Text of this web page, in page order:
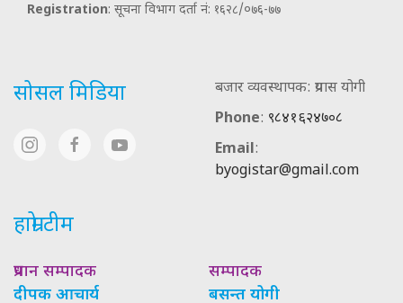
Registration: सूचना विभाग दर्ता नं: १६२८/०७६-७७
सोसल मिडिया
बजार व्यवस्थापक: प्रयास योगी
Phone: ९८४१६२४७०८
Email:
byogistar@gmail.com
हाम्रो टीम
प्रधान सम्पादक
दीपक आचार्य
सम्पादक
बसन्त योगी